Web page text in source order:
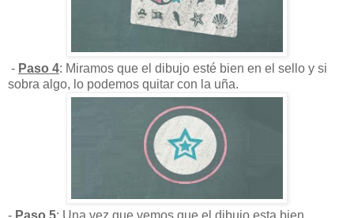
- Paso 4: Miramos que el dibujo esté bien en el sello y si
sobra algo, lo podemos quitar con la uña.
- Paso 5: Una vez que vemos que el dibujo esta bien,